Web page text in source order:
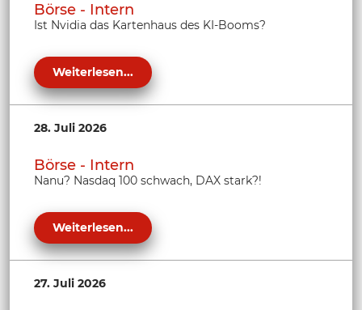
Börse - Intern
Ist Nvidia das Kartenhaus des KI-Booms?
Weiterlesen...
28. Juli 2026
Börse - Intern
Nanu? Nasdaq 100 schwach, DAX stark?!
Weiterlesen...
27. Juli 2026